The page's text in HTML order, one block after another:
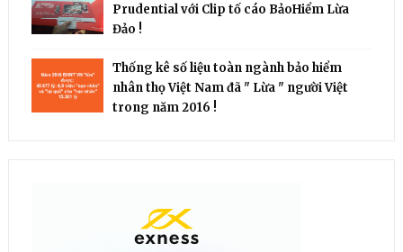
Prudential với Clip tố cáo BảoHiểm Lừa
Đảo !
Thống kê số liệu toàn ngành bảo hiểm
nhân thọ Việt Nam đã " Lừa " người Việt
trong năm 2016 !